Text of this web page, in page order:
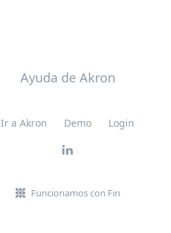
Ayuda de Akron
Ir a Akron Demo Login
Funcionamos con Fin